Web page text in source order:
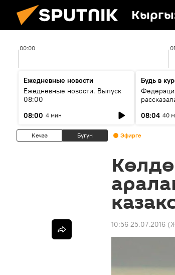
00:00
Ежедневные новости
Ежедневные новости. Выпуск
08:00
08:00 4 мин
Будь в
08:04 40
Кечээ Бүгүн Эфирге
10:56 25.07.2016